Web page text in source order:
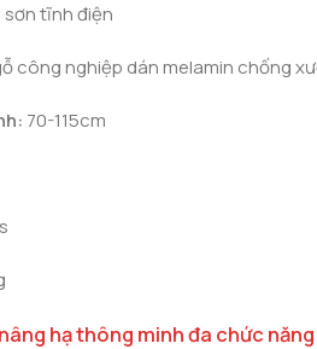
sơn tĩnh điện
công nghiệp dán melamin chống
70-115cm
hạ thông minh đa chức